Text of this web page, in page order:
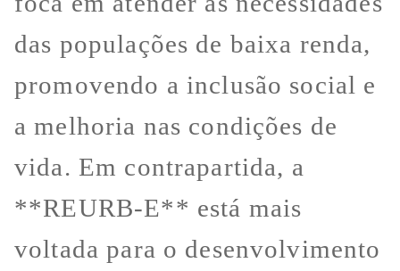
das populações de baixa renda,
promovendo a inclusão social e
a melhoria nas condições de
vida. Em contrapartida, a
**REURB-E** está mais
voltada para o desenvolvimento